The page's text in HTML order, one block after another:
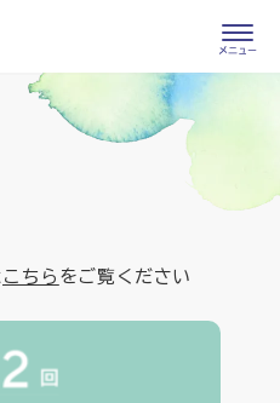
入会申し込み
会員の登録情報
変更・退会
こちら をご覧ください